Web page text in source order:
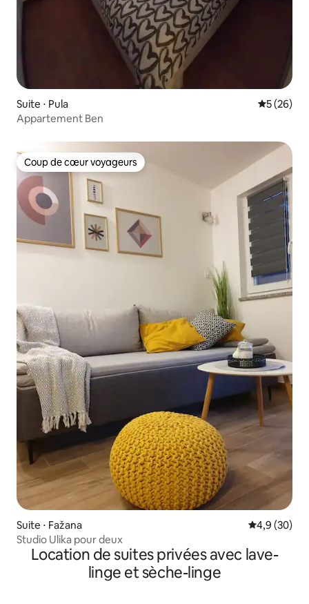
Suite ⋅ Pula
5 (26)
Appartement Ben
Coup de cœur voyageurs
Coup de cœur voyageurs
Suite ⋅ Fažana Évaluation
4,9 (30)
Studio Ulika pour deux
Location de suites privées avec lave-
linge et sèche-linge